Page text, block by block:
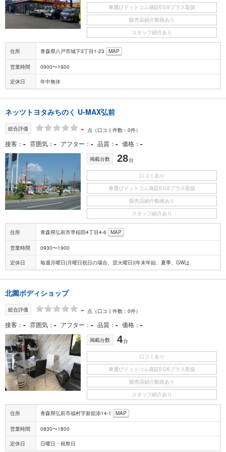
車選びドットコム保証EGSプラス取扱
販売店紹介動画あり
スタッフ紹介あり
住所 青森県八戸市城下3丁目1-23 MAP
営業時間 0900〜1900
定休日 年中無休
ネッツトヨタみちのく U-MAX弘前
総合評価 - 点 （口コミ件数：0件）
接客 - 雰囲気 - アフター - 品質 - 価格 -
掲載台数 28台
口コミあり
車選びドットコム保証EGSプラス取扱
販売店紹介動画あり
スタッフ紹介あり
住所 青森県弘前市早稲田4丁目4-6 MAP
営業時間 0930〜1900
定休日 毎週月曜日(月曜日祝日の場合、翌火曜日)(年末年始、夏季、GWは
北園ボディショップ
総合評価 - 点 （口コミ件数：0件）
接客 - 雰囲気 - アフター - 品質 - 価格 -
掲載台数 4台
口コミあり
車選びドットコム保証EGSプラス取扱
販売店紹介動画あり
スタッフ紹介あり
住所 青森県弘前市福村字新舘添14-1 MAP
営業時間 0830〜1800
定休日 日曜日・祝祭日